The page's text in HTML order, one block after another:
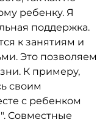
ребенку. Я
поддержка.
к занятиям и
Это позволяем
К примеру,
своим
с ребенком
Совместные